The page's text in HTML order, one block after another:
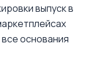
выпуск в
основания